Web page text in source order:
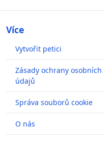
Více
Vytvořit petici
Zásady ochrany osobních
údajů
Správa souborů cookie
O nás